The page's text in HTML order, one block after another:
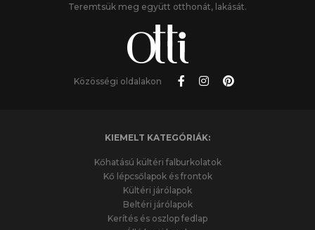
Teremtsük meg együtt otthonát, lakását.
Közösségi oldalakon
KIEMELT KATEGÓRIÁK:
Kőhatású kültéri falburkolatok
Kő lépcsőlapok és frontok
Kültéri járólapok
Beltéri járólapok
Kerítés és oszlop fedlap